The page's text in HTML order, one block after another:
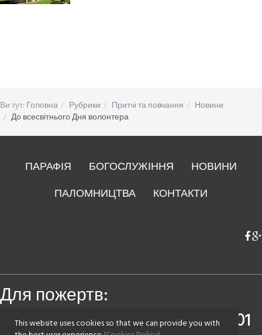
Ви тут: Головна Рубрики Притчі та повчання
Новини
До всесвітнього Дня волонтера
ПАРАФІЯ БОГОСЛУЖІННЯ
НОВИНИ
ПАЛОМНИЦТВА
КОНТАКТИ
Для пожертв:
Приватбанк4149 4393 0083 7501
This website uses cookies so that we can provide you with